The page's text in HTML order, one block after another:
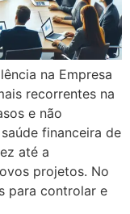
na Empresa
recorrentes na
e não
financeira de
até a
projetos. No
para controlar e